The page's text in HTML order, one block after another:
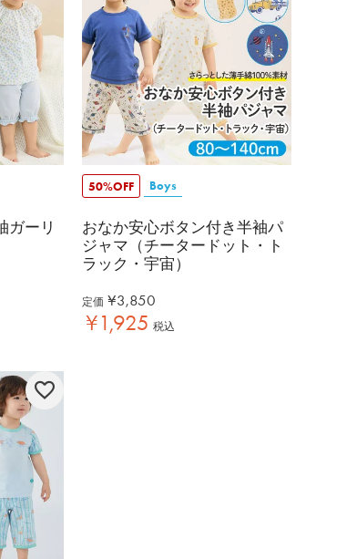
ガーリ
50%OFF Boys
おなか安心ボタン付き半袖パ
ジャマ（チータードット・ト
ラック・宇宙）
定価 ¥3,850
¥1,925 税込